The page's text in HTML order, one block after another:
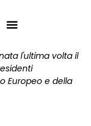
l'ultima volta il
Europeo e della